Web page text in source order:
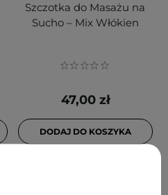
Szczotka do Masażu na
Sucho – Mix Włókien
47,00 zł
DODAJ DO KOSZYKA